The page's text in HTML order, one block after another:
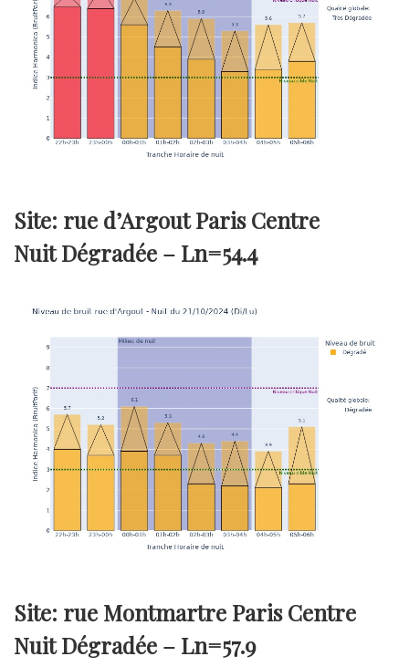
Site: rue d’Argout Paris Centre
Nuit Dégradée – Ln=54.4
Site: rue Montmartre Paris Centre
Nuit Dégradée – Ln=57.9